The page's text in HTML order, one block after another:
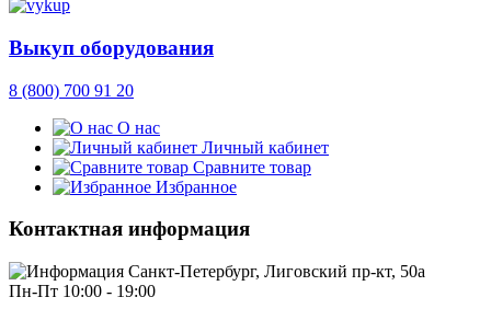
Выкуп оборудования
8 (800) 700 91 20
О нас
Личный кабинет
Сравните товар
Избранное
Контактная информация
Санкт-Петербург, Лиговский пр-кт, 50а
Пн-Пт 10:00 - 19:00